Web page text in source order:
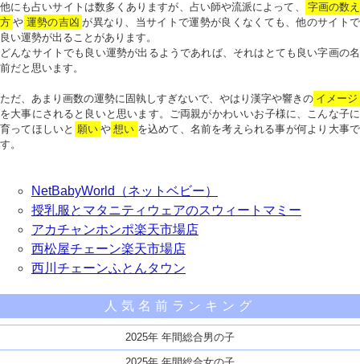
他にも占いサイトは数多くありますが、占い師や流派によって、
字画の数え
方 や 運勢の吉凶 が異なり、当サイトで運勢が良くなくても、他のサイトで
良い運勢が出ることがあります。
どんなサイトでも良い運勢が出るようであれば、それはとても良い字画の名
前だと思います。
ただ、あまり画数の運勢に固執しすぎないで、やはり漢字や響きの イメージ
を大事にされると良いと思います。ご両親がかわいいお子様に、こんな子に
育ってほしいと 願い や 想い を込めて、名前を考えられる事が何より大事で
す。
NetBabyWorld（ネットベビー）
授乳服とマタニティウェアのスウィートマミー
アカチャンホンポ楽天市場店
西松屋チェーン楽天市場店
西川チェーンふとんタウン
人気名前ランキング
2025年 年間総合男の子